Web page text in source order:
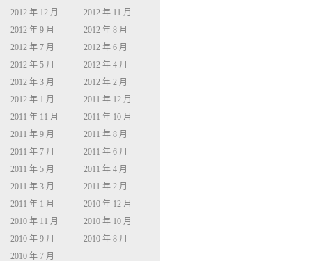
2012 年 12 月
2012 年 11 月
2012 年 9 月
2012 年 8 月
2012 年 7 月
2012 年 6 月
2012 年 5 月
2012 年 4 月
2012 年 3 月
2012 年 2 月
2012 年 1 月
2011 年 12 月
2011 年 11 月
2011 年 10 月
2011 年 9 月
2011 年 8 月
2011 年 7 月
2011 年 6 月
2011 年 5 月
2011 年 4 月
2011 年 3 月
2011 年 2 月
2011 年 1 月
2010 年 12 月
2010 年 11 月
2010 年 10 月
2010 年 9 月
2010 年 8 月
2010 年 7 月